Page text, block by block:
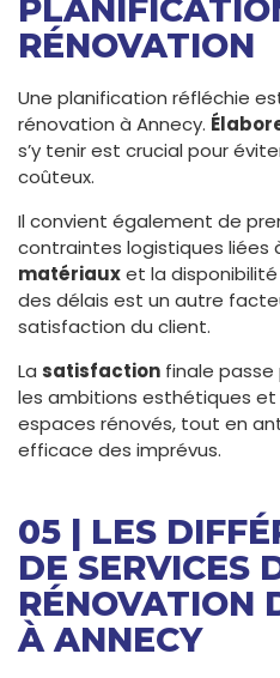
RÉNOVATION
Une planification réfléchie
rénovation à Annecy.
s’y tenir est crucial pour
coûteux.
Il convient également de
contraintes logistiques liées
matériauxet la
des délais est un autre
satisfaction du client.
La satisfaction finale passe
les ambitions esthétiques et
espaces rénovés, tout en
efficace des imprévus.
05 | LES
DE SERVICES
RÉNOVATION
À ANNECY